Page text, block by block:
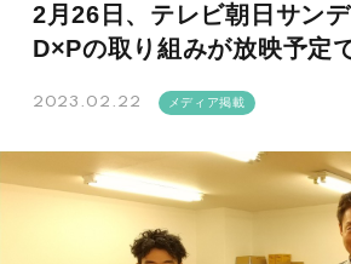
2月26日、テレビ朝日サン
D×Pの取り組みが放映予定
2023.02.22 メディア掲載